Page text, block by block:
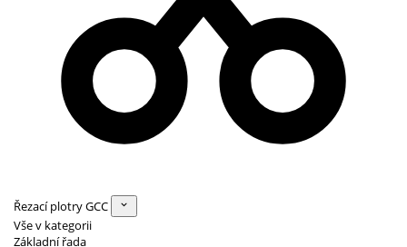
Řezací plotry GCC
Vše v kategorii
Základní řada